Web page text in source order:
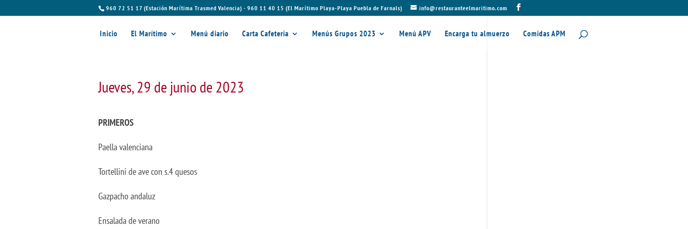
960 72 51 17 (Estación Marítima Trasmed Valencia) - 960 11 40 15 (El Marítimo Playa-Playa Puebla de Farnals) info@restauranteelmaritimo.com
Inicio El Marítimo Menú diario Carta Cafetería Menús Grupos 2023 Menú APV Encarga tu almuerzo Comidas APM
Jueves, 29 de junio de 2023
PRIMEROS
Paella valenciana
Tortellini de ave con s.4 quesos
Gazpacho andaluz
Ensalada de verano